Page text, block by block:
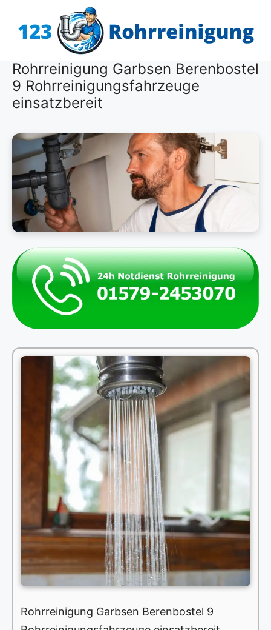
Inhalt
Rohrreinigung Garbsen Berenbostel
9 Rohrreinigungsfahrzeuge
einsatzbereit
Rohrreinigung Garbsen Berenbostel 9